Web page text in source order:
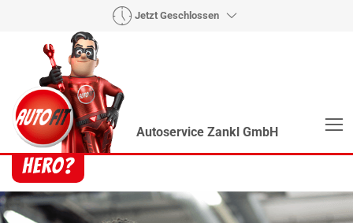
Jetzt Geschlossen
Autoservice Zankl GmbH
Heroes? Findet man bei uns!
Wie auch wir bringen Handmaker Herby, Rollin‘
Robby und Engineering Esy mit ihrer Superpower
jeden Wagen wieder auf die Bahn.